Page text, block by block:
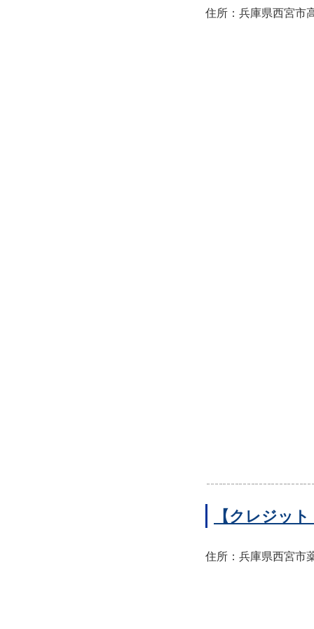
住所：兵庫県西宮市
【クレジッ
住所：兵庫県西宮市